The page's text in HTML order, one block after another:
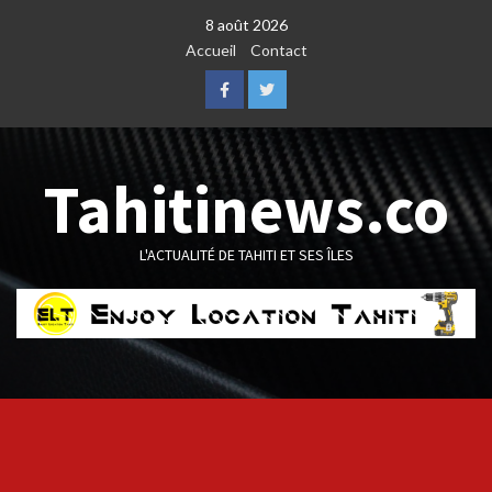
8 août 2026
Accueil
Contact
FacebookTwitter
Tahitinews.co
L'ACTUALITÉ DE TAHITI ET SES ÎLES